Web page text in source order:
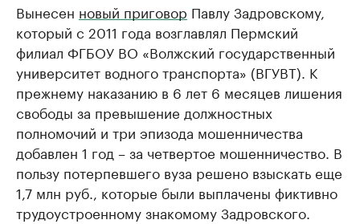
Вынесен новый приговор Павлу Задровскому,
который с 2011 года возглавлял Пермский
филиал ФГБОУ ВО «Волжский государственный
университет водного транспорта» (ВГУВТ). К
прежнему наказанию в 6 лет 6 месяцев лишения
свободы за превышение должностных
полномочий и три эпизода мошенничества
добавлен 1 год – за четвертое мошенничество. В
пользу потерпевшего вуза решено взыскать еще
1,7 млн руб., которые были выплачены фиктивно
трудоустроенному знакомому Задровского.